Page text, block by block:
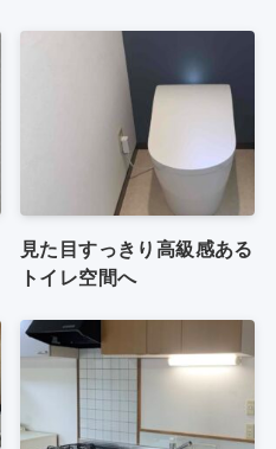
見た目すっきり高級感ある
トイレ空間へ